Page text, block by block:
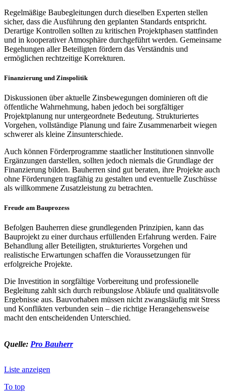
Regelmäßige Baubegleitungen durch dieselben Experten stellen
sicher, dass die Ausführung den geplanten Standards entspricht.
Derartige Kontrollen sollten zu kritischen Projektphasen stattfinden
und in kooperativer Atmosphäre durchgeführt werden. Gemeinsame
Begehungen aller Beteiligten fördern das Verständnis und
ermöglichen rechtzeitige Korrekturen.
Finanzierung und Zinspolitik
Diskussionen über aktuelle Zinsbewegungen dominieren oft die
öffentliche Wahrnehmung, haben jedoch bei sorgfältiger
Projektplanung nur untergeordnete Bedeutung. Strukturiertes
Vorgehen, vollständige Planung und faire Zusammenarbeit wiegen
schwerer als kleine Zinsunterschiede.
Auch können Förderprogramme staatlicher Institutionen sinnvolle
Ergänzungen darstellen, sollten jedoch niemals die Grundlage der
Finanzierung bilden. Bauherren sind gut beraten, ihre Projekte auch
ohne Förderungen tragfähig zu gestalten und eventuelle Zuschüsse
als willkommene Zusatzleistung zu betrachten.
Freude am Bauprozess
Befolgen Bauherren diese grundlegenden Prinzipien, kann das
Bauprojekt zu einer durchaus erfüllenden Erfahrung werden. Faire
Behandlung aller Beteiligten, strukturiertes Vorgehen und
realistische Erwartungen schaffen die Voraussetzungen für
erfolgreiche Projekte.
Die Investition in sorgfältige Vorbereitung und professionelle
Begleitung zahlt sich durch reibungslose Abläufe und qualitätsvolle
Ergebnisse aus. Bauvorhaben müssen nicht zwangsläufig mit Stress
und Konflikten verbunden sein – die richtige Herangehensweise
macht den entscheidenden Unterschied.
Quelle: Pro Bauherr
Liste anzeigen
To top